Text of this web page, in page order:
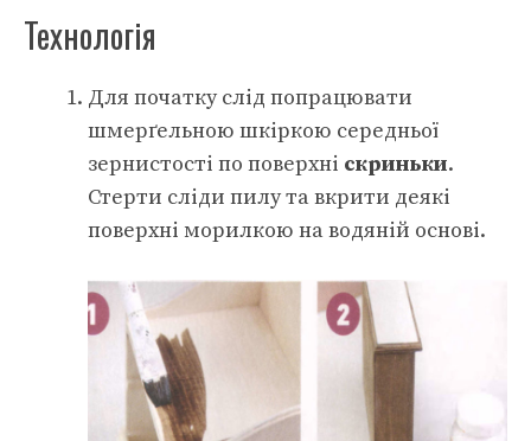
Технологія
Для початку слід попрацювати
шмерґельною шкіркою середньої
зернистості по поверхні скриньки.
Стерти сліди пилу та вкрити деякі
поверхні морилкою на водяній основі.